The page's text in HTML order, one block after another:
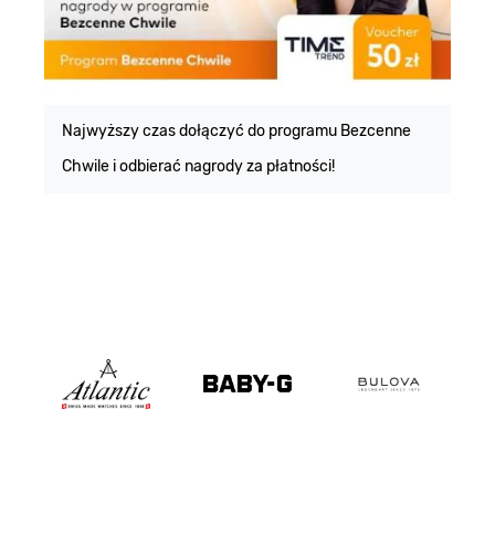
Najwyższy czas dołączyć do programu Bezcenne
Chwile i odbierać nagrody za płatności!